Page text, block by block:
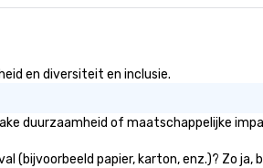
en diversiteit en inclusie.
duurzaamheid of maatschappelijke
(bijvoorbeeld papier, karton, enz.)? Zo